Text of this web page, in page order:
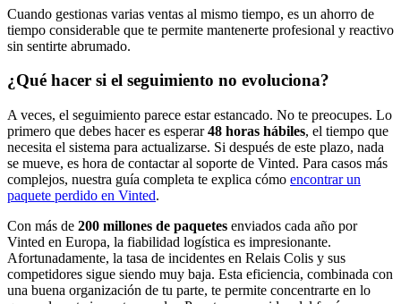
Cuando gestionas varias ventas al mismo tiempo, es un ahorro de
tiempo considerable que te permite mantenerte profesional y reactivo
sin sentirte abrumado.
¿Qué hacer si el seguimiento no evoluciona?
A veces, el seguimiento parece estar estancado. No te preocupes. Lo
primero que debes hacer es esperar48 horas hábiles, el tiempo que
necesita el sistema para actualizarse. Si después de este plazo, nada
se mueve, es hora de contactar al soporte de Vinted. Para casos más
complejos, nuestra guía completa te explica cómo encontrar un
paquete perdido en Vinted.
Con más de 200 millones de paquetes enviados cada año por
Vinted en Europa, la fiabilidad logística es impresionante.
Afortunadamente, la tasa de incidentes en Relais Colis y sus
competidores sigue siendo muy baja. Esta eficiencia, combinada con
una buena organización de tu parte, te permite concentrarte en lo